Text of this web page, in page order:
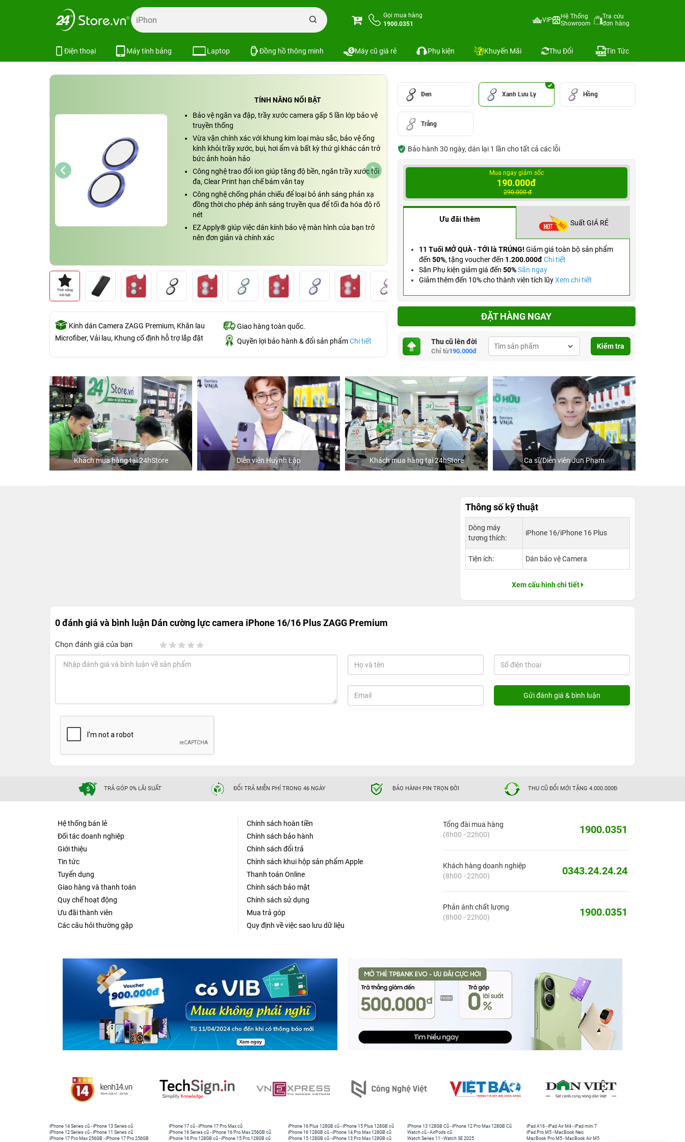
Gọi mua hàng
1900.0351
VIP
Hệ Thống
Showroom
Tra cứu
đơn hàng
Điện thoại Máy tính bảng Laptop Đồng hồ thông minh Máy cũ giá rẻ Phụ kiện Khuyến Mãi Thu Đổi Tin Tức
Trang chủ Dán cường lực Dán cường lực camera iPhone 16/16 Plus ZAGG Premium
Dán cường lực camera iPhone 16/16 Plus ZAGG Premium
Xem cấu hình So sánh
TÍNH NĂNG NỔI BẬT
Bảo vệ ngăn va đập, trầy xước camera gấp 5 lần lớp bảo vệ
truyền thống
Vừa vặn chính xác với khung kim loại màu sắc, bảo vệ ống
kính khỏi trầy xước, bụi, hơi ẩm và bất kỳ thứ gì khác cản trở
bức ảnh hoàn hảo
Công nghệ trao đổi ion giúp tăng độ bền, ngăn trầy xước tối
đa, Clear Print hạn chế bám vân tay
Công nghệ chống phản chiếu để loại bỏ ánh sáng phản xạ
đồng thời cho phép ánh sáng truyền qua để tối đa hóa độ rõ
nét
EZ Apply® giúp việc dán kính bảo vệ màn hình của bạn trở
nên đơn giản và chính xác
Kính dán Camera ZAGG Premium, Khăn lau
Microfiber, Vải lau, Khung cố định hỗ trợ lắp đặt
Giao hàng toàn quốc.
Quyền lợi bảo hành & đổi sản phẩm Chi tiết
Đen Xanh Lưu Ly Hồng
Trắng
Bảo hành 30 ngày, dán lại 1 lần cho tất cả các lỗi
Mua ngay giảm sốc
190.000đ
290.000 đ
Ưu đãi thêm Suất GIÁ RẺ
11 Tuổi MỞ QUÀ - TỚI là TRÚNG! Giảm giá toàn bộ sản phẩm
đến 50%, tặng voucher đến 1.200.000đ Chi tiết
Săn Phụ kiện giảm giá đến 50% Săn ngay
Giảm thêm đến 10% cho thành viên tích lũyXem chi tiết
ĐẶT HÀNG NGAY
Thu cũ lên đời
Chỉ từ190.000đ
Kiểm tra
Khách mua hàng tại 24hStore Diễn viên Huỳnh Lập Khách mua hàng tại 24hStore Ca sĩ/Diễn viên Jun Phạm
Thông số kỹ thuật
Dòng máy
tương thích:
iPhone 16/iPhone 16 Plus
Tiện ích: Dán bảo vệ Camera
Xem cấu hình chi tiết
0 đánh giá và bình luận Dán cường lực camera iPhone 16/16 Plus ZAGG Premium
Chọn đánh giá của bạn
TRẢ GÓP 0% LÃI SUẤT ĐỔI TRẢ MIỄN PHÍ TRONG 46 NGÀY BẢO HÀNH PIN TRỌN ĐỜI THU CŨ ĐỔI MỚI TẶNG 4.000.000Đ
Hệ thống bán lẻ
Đối tác doanh nghiệp
Giới thiệu
Tin tức
Tuyển dụng
Giao hàng và thanh toán
Quy chế hoạt động
Ưu đãi thành viên
Các câu hỏi thường gặp
Chính sách hoàn tiền
Chính sách bảo hành
Chính sách đổi trả
Chính sách khui hộp sản phẩm Apple
Thanh toán Online
Chính sách bảo mật
Chính sách sử dụng
Mua trả góp
Quy định về việc sao lưu dữ liệu
Tổng đài mua hàng
(8h00 - 22h00)
1900.0351
Khách hàng doanh nghiệp
(8h00 - 22h00)
0343.24.24.24
Phản ánh chất lượng
(8h00 - 22h00)
1900.0351
iPhone 14 Series cũ -iPhone 13 Series cũ
iPhone 12 Series cũ -iPhone 11 Series cũ
iPhone 17 Pro Max 256GB -iPhone 17 Pro 256GB
iPhone 17 cũ -iPhone 17 Pro Max cũ
iPhone 16 Series cũ - iPhone 16 Pro Max 256GB cũ
iPhone 16 Pro 128GB cũ -iPhone 15 Pro 128GB cũ
iPhone 16 Plus 128GB cũ -iPhone 15 Plus 128GB cũ
iPhone 16 128GB cũ -iPhone 14 Pro Max 128GB cũ
iPhone 15 128GB cũ -iPhone 13 Pro Max 128GB cũ
iPhone 13 128GB Cũ -iPhone 12 Pro Max 128GB Cũ
Watch cũ -AirPods cũ
Watch Series 11 -Watch SE 2025
iPad A16 -iPad Air M4 -iPad mini 7
iPad Pro M5 - MacBook Neo
MacBook Pro M5 - MacBook Air M5